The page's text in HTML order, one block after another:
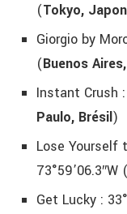
(Tokyo, Japon
Giorgio by
(Buenos
Instant Crush :
Paulo, Brésil)
Lose Yourself
73°59’06.3″W (
Get Lucky :